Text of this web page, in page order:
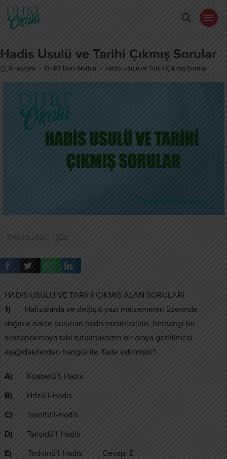
Hadis Usulü ve Tarihi Çıkmış Sorular
Anasayfa DHBT Ders Notları Hadis Usulü ve Tarihi Çıkmış Sorular
16.09.2021 2
HADİS USULU VE TARİHİ ÇIKMIŞ ALAN SORULARI
1) Hafızalarda ve değişik yazı malzemeleri üzerinde
dağınık halde bulunan hadis metinlerinin, herhangi bir
sınıflandırmaya tabi tutulmaksızın bir araya getirilmesi
aşağıdakilerden hangisi ile ifade edilmiştir?
A)
Kitabetü’l-Hadis
B)
Hıfzü’l-Hadis
C)
Tasnifü’l-Hadis
D)
Takyidü’l-Hadis
E)
Tedvinü’l-Hadis Cevap: E